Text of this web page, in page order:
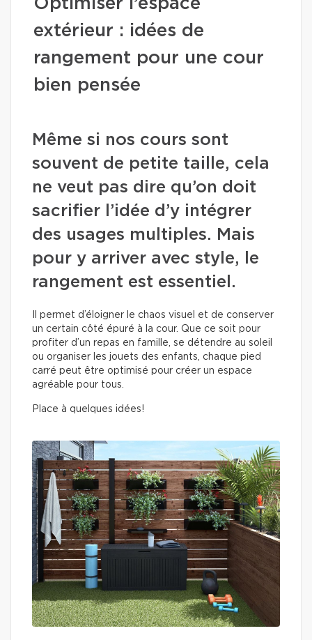
extérieur : idées de
rangement pour une cour
bien pensée
Même si nos cours sont
souvent de petite taille, cela
ne veut pas dire qu’on doit
sacrifier l’idée d’y intégrer
des usages multiples. Mais
pour y arriver avec style, le
rangement est essentiel.
Il permet d’éloigner le chaos visuel et de conserver
un certain côté épuré à la cour. Que ce soit pour
profiter d’un repas en famille, se détendre au soleil
ou organiser les jouets des enfants, chaque pied
carré peut être optimisé pour créer un espace
agréable pour tous.
Place à quelques idées!